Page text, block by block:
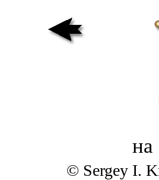
на
© Sergey I.